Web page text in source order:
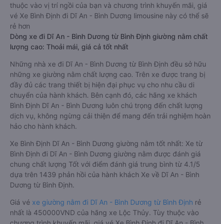
thuộc vào vị trí ngồi của bạn và chương trình khuyến mãi, giá
vé Xe Bình Định đi Dĩ An - Bình Dương limousine này có thể sẽ
rẻ hơn
Dòng xe đi Dĩ An - Bình Dương từ Bình Định giường nằm chất
lượng cao: Thoải mái, giá cả tốt nhất
Những nhà xe đi Dĩ An - Bình Dương từ Bình Định đều sở hữu
những xe giường nằm chất lượng cao. Trên xe được trang bị
đầy đủ các trang thiết bị hiện đại phục vụ cho nhu cầu di
chuyển của hành khách. Bên cạnh đó, các hãng xe khách
Bình Định Dĩ An - Bình Dương luôn chú trọng đến chất lượng
dịch vụ, không ngừng cải thiện để mang đến trải nghiệm hoàn
hảo cho hành khách.
Xe Bình Định Dĩ An - Bình Dương giường nằm tốt nhất: Xe từ
Bình Định đi Dĩ An - Bình Dương giường nằm được đánh giá
chung chất lượng Tốt với điểm đánh giá trung bình từ 4.1/5
dựa trên 1439 phản hồi của hành khách Xe về Dĩ An - Bình
Dương từ Bình Định.
Giá vé xe giường nằm đi Dĩ An - Bình Dương từ Bình Định rẻ
nhất là 450000VND của hãng xe Lộc Thủy. Tùy thuộc vào